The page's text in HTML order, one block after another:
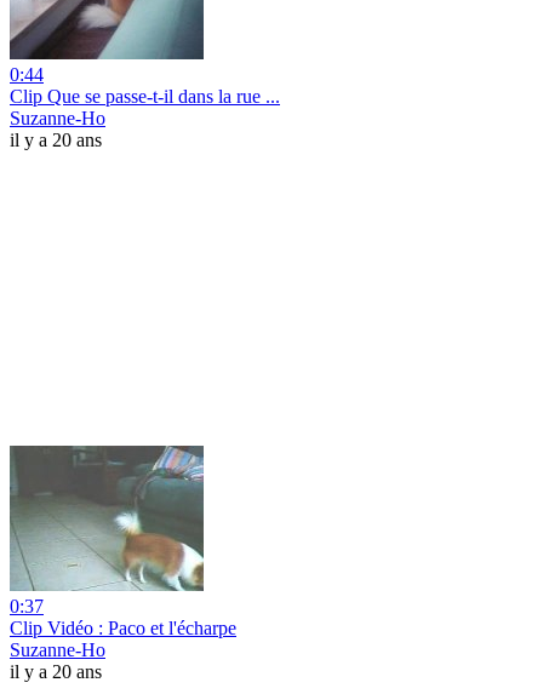
0:44
Clip Que se passe-t-il dans la rue ...
Suzanne-Ho
il y a 20 ans
0:37
Clip Vidéo : Paco et l'écharpe
Suzanne-Ho
il y a 20 ans